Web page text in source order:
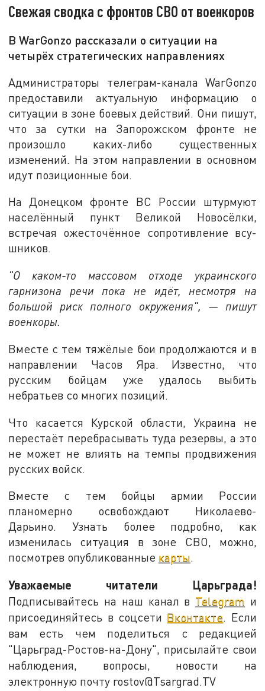
Свежая сводка с фронтов СВО от военкоров
В WarGonzo рассказали о ситуации на
четырёх стратегических направлениях
Администраторы телеграм-канала WarGonzo
предоставили актуальную информацию о
ситуации в зоне боевых действий. Они пишут,
что за сутки на Запорожском фронте не
произошло каких-либо существенных
изменений. На этом направлении в основном
идут позиционные бои.
На Донецком фронте ВС России штурмуют
населённый пункт Великой Новосёлки,
встречая ожесточённое сопротивление всу-
шников.
"О каком-то массовом отходе украинского
гарнизона речи пока не идёт, несмотря на
большой риск полного окружения", — пишут
военкоры.
Вместе с тем тяжёлые бои продолжаются и в
направлении Часов Яра. Известно, что
русским бойцам уже удалось выбить
небратьев со многих позиций.
Что касается Курской области, Украина не
перестаёт перебрасывать туда резервы, а это
не может не влиять на темпы продвижения
русских войск.
Вместе с тем бойцы армии России
планомерно освобождают Николаево-
Дарьино. Узнать более подробно, как
изменилась ситуация в зоне СВО, можно,
посмотрев опубликованные карты.
Уважаемые читатели Царьграда!
Подписывайтесь на наш канал в Telegram и
присоединяйтесь в соцсети Вконтакте. Если
вам есть чем поделиться с редакцией
"Царьград-Ростов-на-Дону", присылайте свои
наблюдения, вопросы, новости на
электронную почту rostov@Tsargrad.ТV